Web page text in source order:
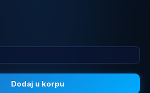
Dodaj u korpu